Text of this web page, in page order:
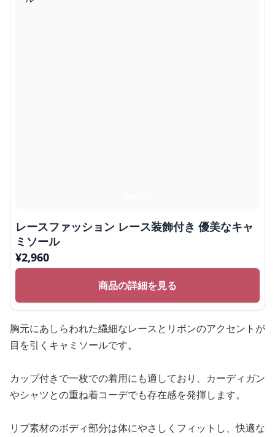
レースファッション レース装飾付き 優美なキャ
ミソール
¥2,960
商品の詳細を見る
胸元にあしらわれた繊細なレースとリボンのアクセントが
目を引くキャミソールです。
カップ付きで一枚での着用にも適しており、カーディガン
やシャツとの重ね着コーデでも存在感を発揮します。
リブ素材のボディ部分は体にやさしくフィットし、快適な